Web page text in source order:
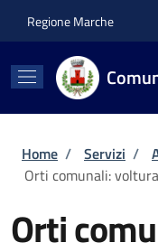
Regione Marche
Briciole di
Home / Servizi /
Orti comunali:
Orti